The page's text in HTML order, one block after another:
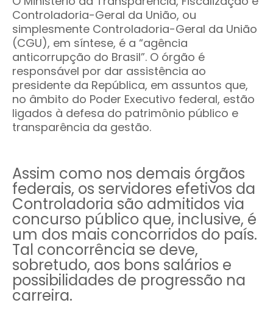
Controladoria-Geral da União, ou
simplesmente Controladoria-Geral da União
(CGU), em síntese, é a “agência
anticorrupção do Brasil”. O órgão é
responsável por dar assistência ao
presidente da República, em assuntos que,
no âmbito do Poder Executivo federal, estão
ligados à defesa do patrimônio público e
transparência da gestão.
Assim como nos demais órgãos
federais, os servidores efetivos da
Controladoria são admitidos via
concurso público que, inclusive, é
um dos mais concorridos do país.
Tal concorrência se deve,
sobretudo, aos bons salários e
possibilidades de progressão na
carreira.